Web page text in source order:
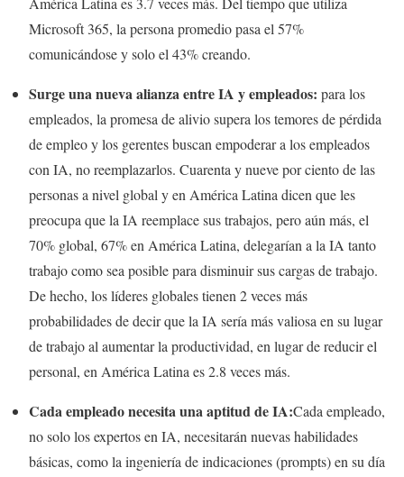
Microsoft 365, la persona promedio pasa el 57%
comunicándose y solo el 43% creando.
Surge una nueva alianza entre IA y empleados: para los
empleados, la promesa de alivio supera los temores de pérdida
de empleo y los gerentes buscan empoderar a los empleados
con IA, no reemplazarlos. Cuarenta y nueve por ciento de las
personas a nivel global y en América Latina dicen que les
preocupa que la IA reemplace sus trabajos, pero aún más, el
70% global, 67% en América Latina, delegarían a la IA tanto
trabajo como sea posible para disminuir sus cargas de trabajo.
De hecho, los líderes globales tienen 2 veces más
probabilidades de decir que la IA sería más valiosa en su lugar
de trabajo al aumentar la productividad, en lugar de reducir el
personal, en América Latina es 2.8 veces más.
Cada empleado necesita una aptitud de IA:Cada empleado,
no solo los expertos en IA, necesitarán nuevas habilidades
básicas, como la ingeniería de indicaciones (prompts) en su día